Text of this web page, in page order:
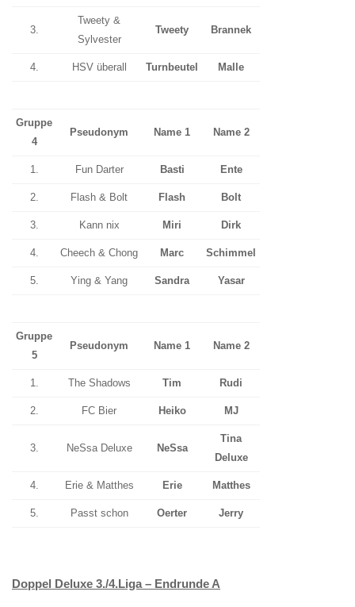
3.
Tweety &
Sylvester
Tweety Brannek
4. HSV überall Turnbeutel Malle
Gruppe
4
Pseudonym Name 1 Name 2
1. Fun Darter Basti Ente
2. Flash & Bolt Flash Bolt
3. Kann nix Miri Dirk
4. Cheech & Chong Marc Schimmel
5. Ying & Yang Sandra Yasar
Gruppe
5
Pseudonym Name 1 Name 2
1. The Shadows Tim Rudi
2. FC Bier Heiko MJ
3. NeSsa Deluxe NeSsa
Tina
Deluxe
4. Erie & Matthes Erie Matthes
5. Passt schon Oerter Jerry
Doppel Deluxe 3./4.Liga – Endrunde A